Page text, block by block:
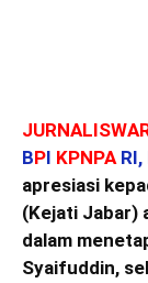
BPI KPNPARI,
apresiasi
(Kejati Jabar)
dalam
Syaifuddin,